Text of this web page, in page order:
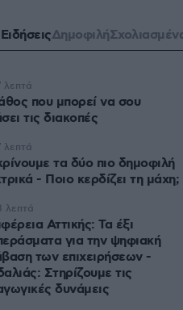
ΕιδήσειςΔημοφιλή
που μπορεί να σου
τις διακοπές
λεπτά
τα δύο πιο δημοφιλή
- Ποιο κερδίζει τη μάχη;
λεπτά
Αττικής: Τα έξι
για την ψηφιακή
των επιχειρήσεων -
Στηρίζουμε τις
δυνάμεις
λεπτά